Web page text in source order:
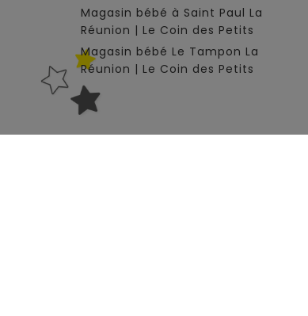
Magasin bébé à Saint Paul La
Réunion | Le Coin des Petits
Magasin bébé Le Tampon La
Réunion | Le Coin des Petits